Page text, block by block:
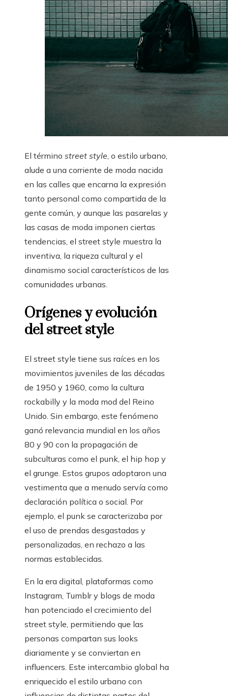
El término street style, o estilo urbano,
alude a una corriente de moda nacida
en las calles que encarna la expresión
tanto personal como compartida de la
gente común, y aunque las pasarelas y
las casas de moda imponen ciertas
tendencias, el street style muestra la
inventiva, la riqueza cultural y el
dinamismo social característicos de las
comunidades urbanas.
Orígenes y evolución
del street style
El street style tiene sus raíces en los
movimientos juveniles de las décadas
de 1950 y 1960, como la cultura
rockabilly y la moda mod del Reino
Unido. Sin embargo, este fenómeno
ganó relevancia mundial en los años
80 y 90 con la propagación de
subculturas como el punk, el hip hop y
el grunge. Estos grupos adoptaron una
vestimenta que a menudo servía como
declaración política o social. Por
ejemplo, el punk se caracterizaba por
el uso de prendas desgastadas y
personalizadas, en rechazo a las
normas establecidas.
En la era digital, plataformas como
Instagram, Tumblr y blogs de moda
han potenciado el crecimiento del
street style, permitiendo que las
personas compartan sus looks
diariamente y se conviertan en
influencers. Este intercambio global ha
enriquecido el estilo urbano con